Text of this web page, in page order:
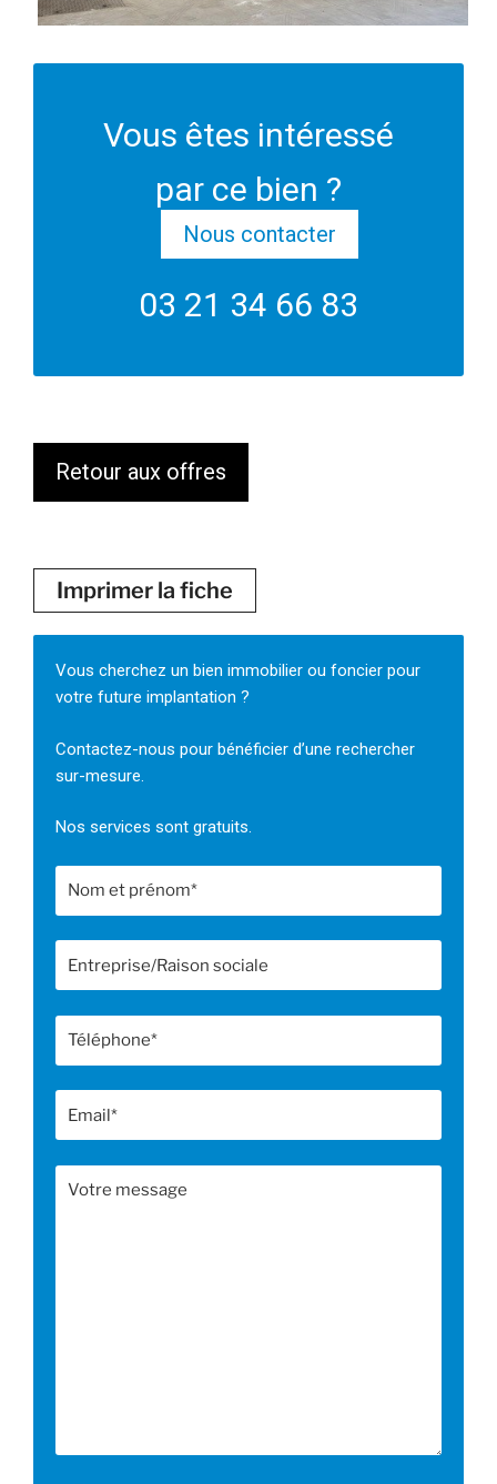
Vous êtes intéressé
par ce bien ?
Nous contacter
03 21 34 66 83
Retour aux offres
Imprimer la fiche
Vous cherchez un bien immobilier ou foncier pour
votre future implantation ?
Contactez-nous pour bénéficier d’une rechercher
sur-mesure.
Nos services sont gratuits.